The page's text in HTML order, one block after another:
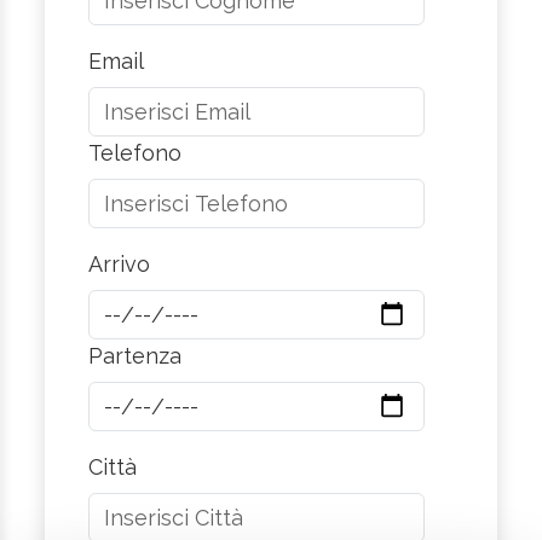
Email
Telefono
Arrivo
Partenza
Città